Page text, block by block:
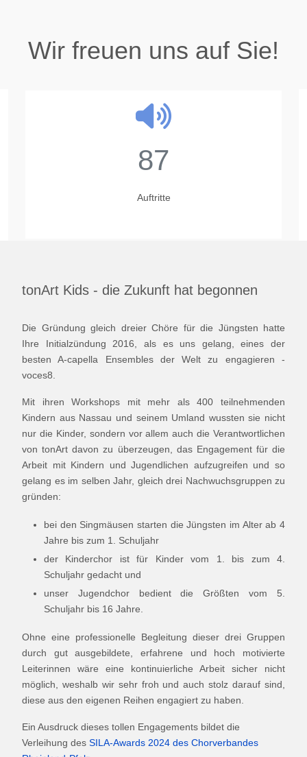
Wir freuen uns auf Sie!
87
Auftritte
tonArt Kids - die Zukunft hat begonnen
Die Gründung gleich dreier Chöre für die Jüngsten hatte
Ihre Initialzündung 2016, als es uns gelang, eines der
besten A-capella Ensembles der Welt zu engagieren -
voces8.
Mit ihren Workshops mit mehr als 400 teilnehmenden
Kindern aus Nassau und seinem Umland wussten sie nicht
nur die Kinder, sondern vor allem auch die Verantwortlichen
von tonArt davon zu überzeugen, das Engagement für die
Arbeit mit Kindern und Jugendlichen aufzugreifen und so
gelang es im selben Jahr, gleich drei Nachwuchsgruppen zu
gründen:
bei den Singmäusen starten die Jüngsten im Alter ab 4
Jahre bis zum 1. Schuljahr
der Kinderchor ist für Kinder vom 1. bis zum 4.
Schuljahr gedacht und
unser Jugendchor bedient die Größten vom 5.
Schuljahr bis 16 Jahre.
Ohne eine professionelle Begleitung dieser drei Gruppen
durch gut ausgebildete, erfahrene und hoch motivierte
Leiterinnen wäre eine kontinuierliche Arbeit sicher nicht
möglich, weshalb wir sehr froh und auch stolz darauf sind,
diese aus den eigenen Reihen engagiert zu haben.
Ein Ausdruck dieses tollen Engagements bildet die
Verleihung des SILA-Awards 2024 des Chorverbandes